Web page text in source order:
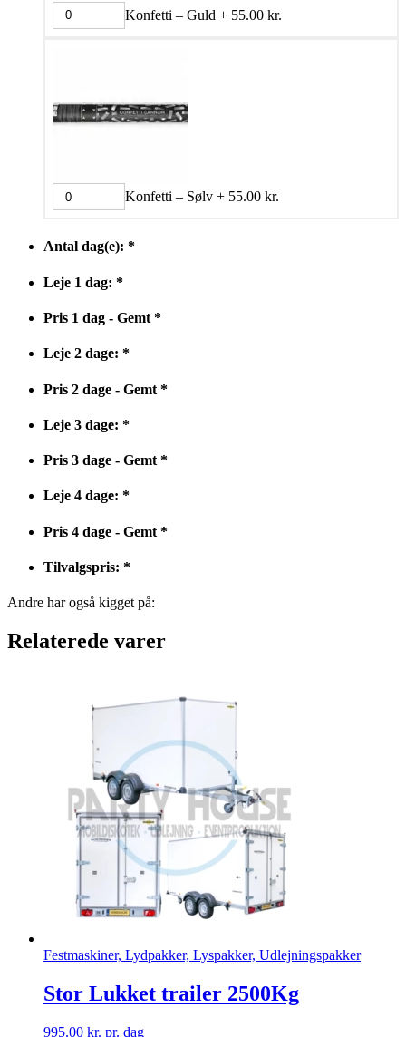
Konfetti – Guld + 55.00 kr.
Konfetti – Sølv + 55.00 kr.
Antal dag(e): *
Leje 1 dag: *
Pris 1 dag - Gemt *
Leje 2 dage: *
Pris 2 dage - Gemt *
Leje 3 dage: *
Pris 3 dage - Gemt *
Leje 4 dage: *
Pris 4 dage - Gemt *
Tilvalgspris: *
Andre har også kigget på:
Relaterede varer
Festmaskiner, Lydpakker, Lyspakker, Udlejningspakker
Stor Lukket trailer 2500Kg
995.00 kr. pr. dag